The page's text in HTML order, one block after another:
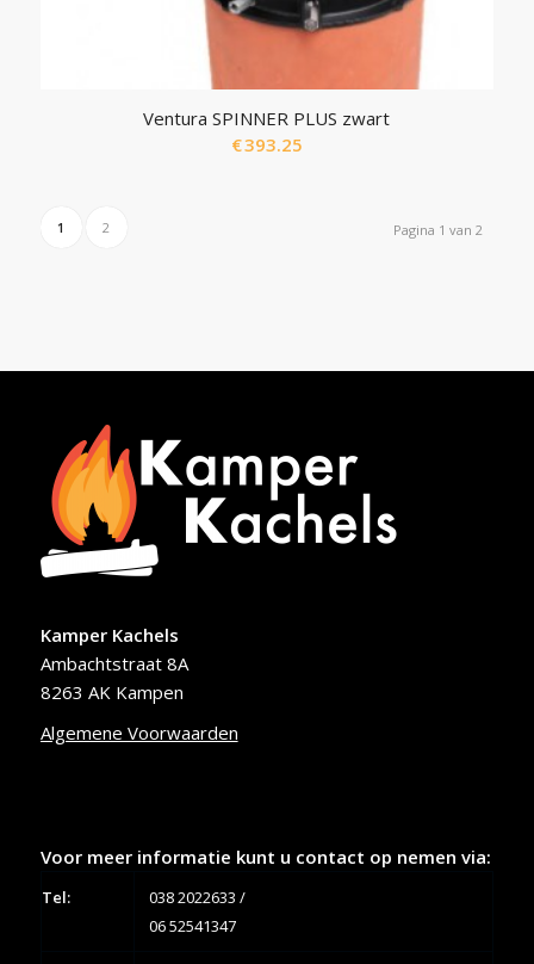
Ventura SPINNER PLUS zwart
€393.25
Pagina 1 van 2
1 2
Kamper Kachels
Ambachtstraat 8A
8263 AK Kampen
Algemene Voorwaarden
Voor meer informatie kunt u contact op nemen via:
Tel: 038 2022633 /
06 52541347